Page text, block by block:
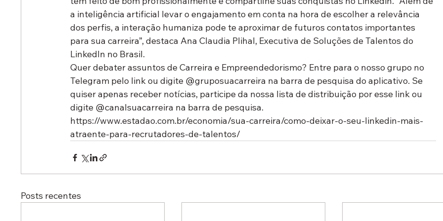
a inteligência artificial levar o engajamento em conta na hora de escolher a relevância
dos perfis, a interação humaniza pode te aproximar de futuros contatos importantes
para sua carreira”, destaca Ana Claudia Plihal, Executiva de Soluções de Talentos do
LinkedIn no Brasil.
Quer debater assuntos de Carreira e Empreendedorismo? Entre para o nosso grupo no
Telegram pelo link ou digite @gruposuacarreira na barra de pesquisa do aplicativo. Se
quiser apenas receber notícias, participe da nossa lista de distribuição por esse link ou
digite @canalsuacarreira na barra de pesquisa.
https://www.estadao.com.br/economia/sua-carreira/como-deixar-o-seu-linkedin-mais-
atraente-para-recrutadores-de-talentos/
Posts recentes